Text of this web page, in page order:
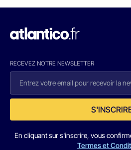
RECEVEZ NOTRE NEWSLETTER
En cliquant sur s'inscrire, vous
Termes et